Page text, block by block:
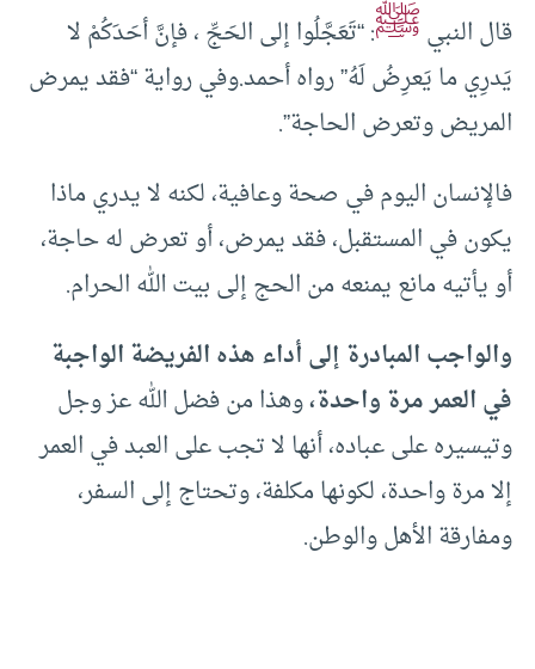
قال النبيﷺ: “تَعَجَّلُوا إلى الحَجِّ ، فإنَّ أحَدَكُمْ لا
يَدرِي ما يَعرِضُ لَهُ” رواه أحمد.وفي رواية “فقد يمرض
المريض وتعرض الحاجة”.
فالإنسان اليوم في صحة وعافية، لكنه لا يدري ماذا
يكون في المستقبل، فقد يمرض، أو تعرض له حاجة،
أو يأتيه مانع يمنعه من الحج إلى بيت الله الحرام.
والواجب المبادرة إلى أداء هذه الفريضة الواجبة
في العمر مرة واحدة،وهذا من فضل الله عز وجل
وتيسيره على عباده، أنها لا تجب على العبد في العمر
إلا مرة واحدة، لكونها مكلفة، وتحتاج إلى السفر،
ومفارقة الأهل والوطن.